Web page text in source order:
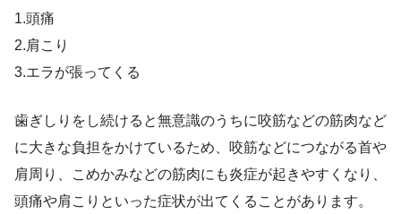
1.頭痛
2.肩こり
3.エラが張ってくる
歯ぎしりをし続けると無意識のうちに咬筋などの筋肉など
に大きな負担をかけているため、咬筋などにつながる首や
肩周り、こめかみなどの筋肉にも炎症が起きやすくなり、
頭痛や肩こりといった症状が出てくることがあります。